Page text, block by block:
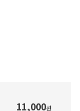
11,000원